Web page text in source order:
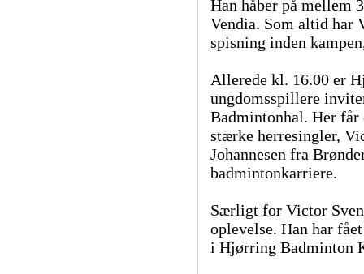
Han håber på mellem
Vendia. Som altid har
spisning inden
Allerede kl. 16.00 er
ungdomsspillere
Badmintonhal. Her får
stærke herresingler,
Johannesen fra
badmintonkarriere.
Særligt for Victor
oplevelse. Han har
i Hjørring Badminton